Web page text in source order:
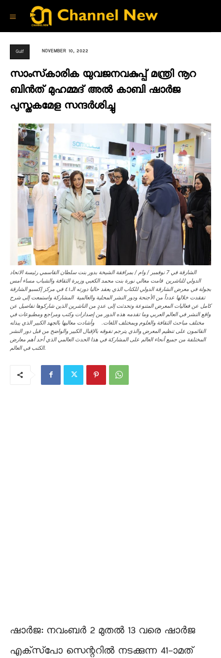
Gulf NOVEMBER 10, 2022
സാംസ്‌കാരിക യുവജനവകുപ്പ് മന്ത്രി നൂറ
ബിൻത് മുഹമ്മദ് അൽ കാബി ഷാർജ
പുസ്തകമേള സന്ദർശിച്ചു
الشارقة في 7 نوفمبر / وام / بمرافقة الشيخة بدور بنت سلطان القاسمي رئيسة الاتحاد
الدولي للناشرين قامت معالي نورة بنت محمد الكعبي وزيرة الثقافة والشباب مساء أمس
بجولة في معرض الشارقة الدولي للكتاب الذي يعقد حاليا دورته الـ٤١ في مركز إكسبو الشارقة
تفقدت خلالها عدداً من الأجنحة ودور النشر المحلية والعالمية المشاركة واستمعت إلى شرح
كامل عن فعاليات المعرض المتنوعة وتحدثت إلى عددٍ من الناشرين الذين شاركوها تفاصيل عن
واقع النشر في العالم العربي وما تقدمه هذه الدور من إصدارات وكتب ومراجع ومطبوعات في
مختلف مباحث الثقافة والعلوم وبمختلف اللغات. وأشادت معاليها بالجهد الكبير الذي يبذله
القائمون على تنظيم المعرض والذي يترجم تفوقه بالإقبال الكبير والواضح من قبل دور النشر
المختلفة من جميع أنحاء العالم على المشاركة في هذا الحدث العالمي الذي أحد أهم معارض
الكتب في العالم.
ഷാർജ: നവംബർ 2 മുതൽ 13 വരെ ഷാർജ
എക്‌സ്‌പോ സെന്ററിൽ നടക്കുന്ന 41-ാമത്